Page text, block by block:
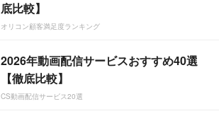
底比較】
オリコン顧客満足度ランキング
2026年動画配信サービスおすすめ40選
【徹底比較】
CS動画配信サービス20選